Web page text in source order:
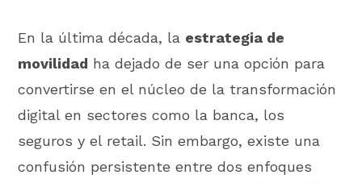
En la última década, la estrategia de
movilidad ha dejado de ser una opción para
convertirse en el núcleo de la transformación
digital en sectores como la banca, los
seguros y el retail. Sin embargo, existe una
confusión persistente entre dos enfoques